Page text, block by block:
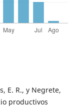
E. R., y Negrete,
productivos